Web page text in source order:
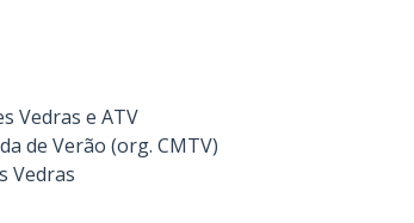
Vedras e ATV
de Verão (org. CMTV)
Vedras